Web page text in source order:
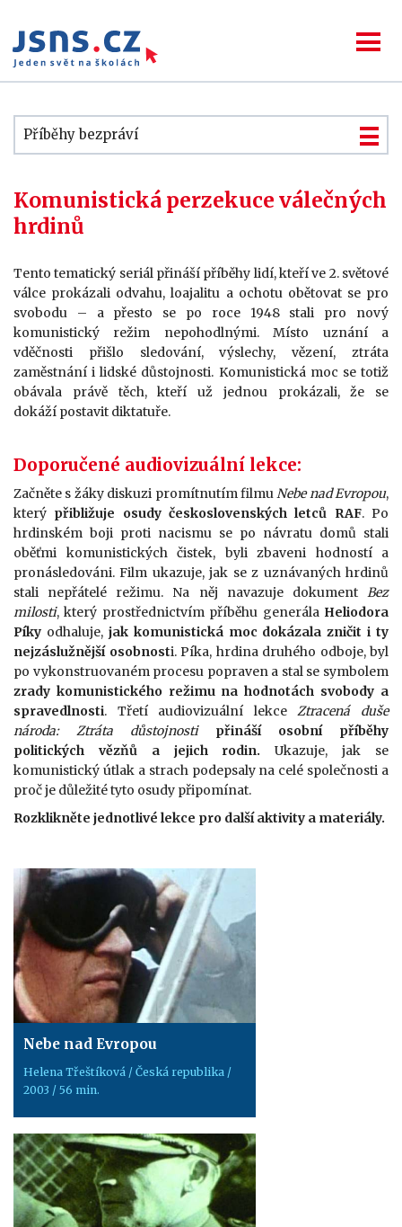
Příběhy bezpráví
Komunistická perzekuce válečných
hrdinů
Tento tematický seriál přináší příběhy lidí, kteří ve 2. světové
válce prokázali odvahu, loajalitu a ochotu obětovat se pro
svobodu – a přesto se po roce 1948 stali pro nový
komunistický režim nepohodlnými. Místo uznání a
vděčnosti přišlo sledování, výslechy, vězení, ztráta
zaměstnání i lidské důstojnosti. Komunistická moc se totiž
obávala právě těch, kteří už jednou prokázali, že se
dokáží postavit diktatuře.
Doporučené audiovizuální lekce:
Začněte s žáky diskuzi promítnutím filmuNebe nad Evropou,
který přibližuje osudy československých letců RAF. Po
hrdinském boji proti nacismu se po návratu domů stali
oběťmi komunistických čistek, byli zbaveni hodností a
pronásledováni. Film ukazuje, jak se z uznávaných hrdinů
stali nepřátelé režimu. Na něj navazuje dokument Bez
milosti, který prostřednictvím příběhu generála Heliodora
Píky odhaluje, jak komunistická moc dokázala zničit i ty
nejzáslužnější osobnosti. Píka, hrdina druhého odboje, byl
po vykonstruovaném procesu popraven a stal se symbolem
zrady komunistického režimu na hodnotách svobody a
spravedlnosti. Třetí audiovizuální lekceZtracená duše
národa: Ztráta důstojnosti přináší osobní příběhy
politických vězňů a jejich rodin. Ukazuje, jak se
komunistický útlak a strach podepsaly na celé společnosti a
proč je důležité tyto osudy připomínat.
Rozklikněte jednotlivé lekce pro další aktivity a materiály.
Nebe nad Evropou
Helena Třeštíková / Česká republika /
2003 / 56 min.